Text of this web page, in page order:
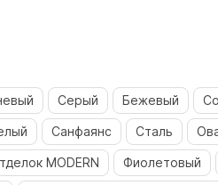
Серый Бежевый
Санфаянс Сталь
MODERN Фиолетовый